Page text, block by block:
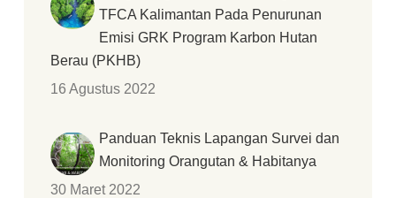
TFCA Kalimantan Pada Penurunan
Emisi GRK Program Karbon Hutan
Berau (PKHB)
16 Agustus 2022
Panduan Teknis Lapangan Survei dan
Monitoring Orangutan & Habitanya
30 Maret 2022